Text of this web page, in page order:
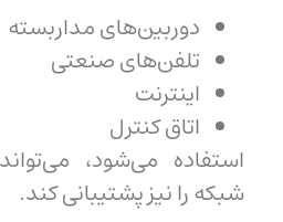
دوربین‌های مداربسته
تلفن‌های صنعتی
اینترنت
اتاق کنترل
استفاده می‌شود،
شبکه را نیز پشتیبانی کند.